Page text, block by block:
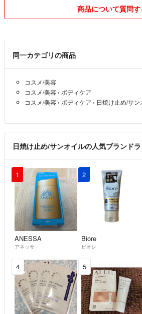
【方針】
があればコメントください。）
支払いはできるだけ購入と同時にお済ませく
コメントは1日を過ぎた段階で気付いたもの
【ブログ】
https://www.basao830.com/
こちらのブログでは、
商品について質問す
同一カテゴリの商品
コスメ/美容
コスメ/美容 › ボディケア
コスメ/美容 › ボディケア › 日焼け止め/サン
日焼け止め/サンオイルの人気ブランド
1
ANESSA
アネッサ
2
Biore
ビオレ
4 5